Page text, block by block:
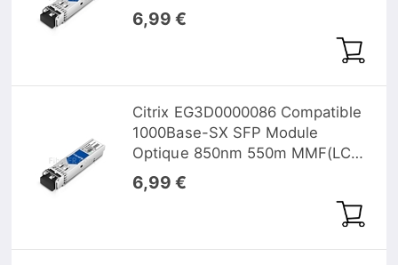
Duplex) DOM
6,99 €
Citrix EG3D0000086 Compatible
1000Base-SX SFP Module
Optique 850nm 550m MMF(LC
Duplex) DOM
6,99 €